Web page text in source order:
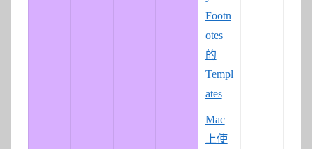
Footn
otes
的
Templ
ates
Mac
上使